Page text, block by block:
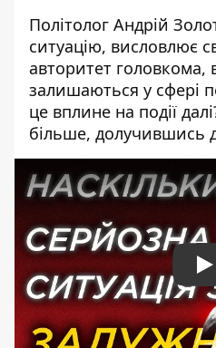
Політолог Андрій
ситуацію, висловлює
авторитет головкома,
залишаються у сфері
це вплине на події
більше, долучившись